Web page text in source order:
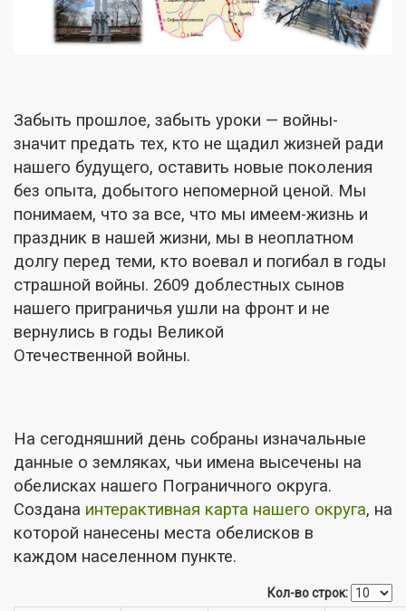
Забыть прошлое, забыть уроки — войны-
значит предать тех, кто не щадил жизней ради
нашего будущего, оставить новые поколения
без опыта, добытого непомерной ценой. Мы
понимаем, что за все, что мы имеем-жизнь и
праздник в нашей жизни, мы в неоплатном
долгу перед теми, кто воевал и погибал в годы
страшной войны. 2609 доблестных сынов
нашего приграничья ушли на фронт и не
вернулись в годы Великой
Отечественной войны.
На сегодняшний день собраны изначальные
данные о земляках, чьи имена высечены на
обелисках нашего Пограничного округа.
Создана интерактивная карта нашего округа, на
которой нанесены места обелисков в
каждом населенном пункте.
Кол-во строк: